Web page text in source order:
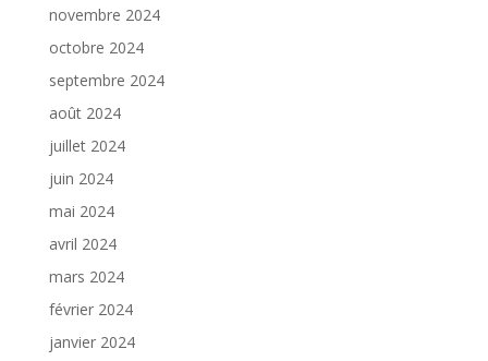
novembre 2024
octobre 2024
septembre 2024
août 2024
juillet 2024
juin 2024
mai 2024
avril 2024
mars 2024
février 2024
janvier 2024